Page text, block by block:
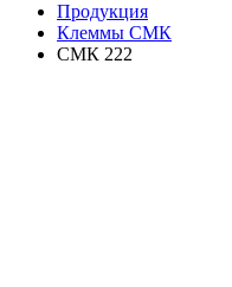
Продукция
Клеммы СМК
СМК 222